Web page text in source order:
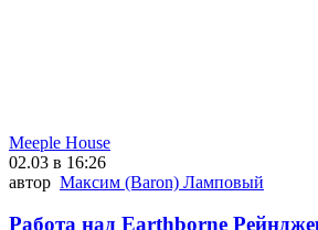
Meeple House
02.03 в 16:26
автор Максим (Baron) Ламповый
Работа над Earthborne